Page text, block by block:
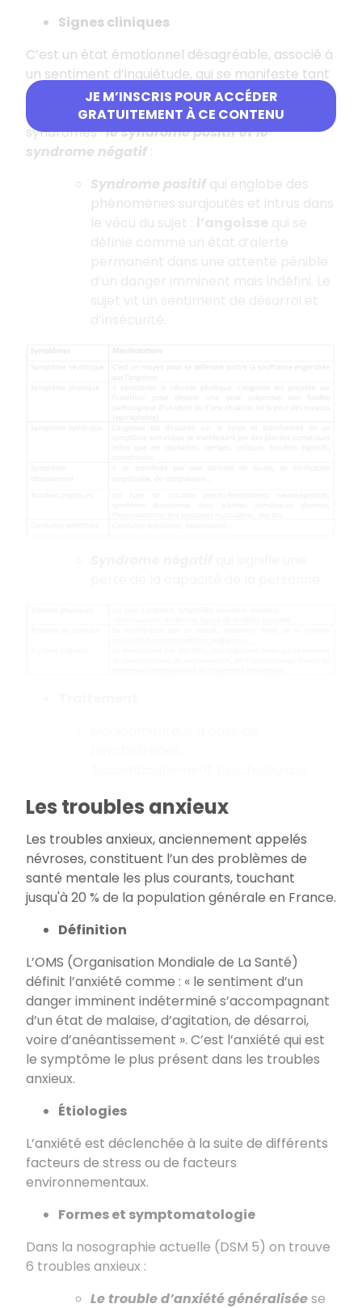
JE M’INSCRIS POUR ACCÉDER
GRATUITEMENT À CE CONTENU
Signes cliniques
C’est un état émotionnel désagréable, associé à
un sentiment d’inquiétude, qui se manifeste tant
sur le plan physique, psychique, que
comportemental… Il existe deux principaux
syndromes :le syndrome positif et le
syndrome négatif :
Syndrome positif qui englobe des
phénomènes surajoutés et intrus dans
le vécu du sujet : l’angoisse
Les troubles anxieux
Les troubles anxieux, anciennement appelés
névroses, constituent l’un des problèmes de
santé mentale les plus courants, touchant
jusqu'à 20 % de la population générale en France.
Définition
L’OMS (Organisation Mondiale de La Santé)
définit l’anxiété comme : « le sentiment d’un
danger imminent indéterminé s’accompagnant
d’un état de malaise, d’agitation, de désarroi,
voire d’anéantissement ». C’est l’anxiété qui est
le symptôme le plus présent dans les troubles
anxieux.
Étiologies
L’anxiété est déclenchée à la suite de différents
facteurs de stress ou de facteurs
environnementaux.
Formes et symptomatologie
Dans la nosographie actuelle (DSM 5) on trouve
6 troubles anxieux :
Le trouble d’anxiété généraliséese